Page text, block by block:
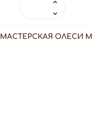
МАСТЕРСКАЯ ОЛЕСИ